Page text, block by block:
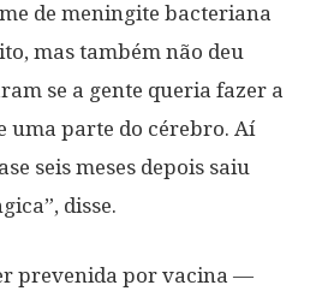
de meningite bacteriana
mas também não deu
se a gente queria fazer a
uma parte do cérebro. Aí
seis meses depois saiu
disse.